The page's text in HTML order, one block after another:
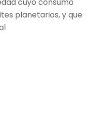
cuyo consumo
planetarios, y que